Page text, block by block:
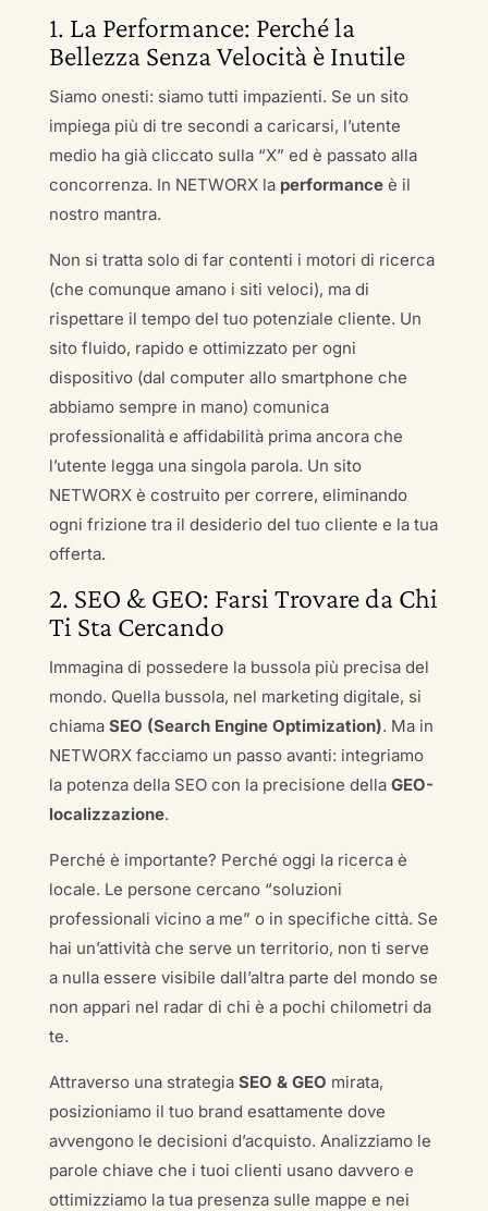
1. La Performance: Perché la
Bellezza Senza Velocità è Inutile
Siamo onesti: siamo tutti impazienti. Se un sito
impiega più di tre secondi a caricarsi, l’utente
medio ha già cliccato sulla “X” ed è passato alla
concorrenza. In NETWORX la performanceè il
nostro mantra.
Non si tratta solo di far contenti i motori di ricerca
(che comunque amano i siti veloci), ma di
rispettare il tempo del tuo potenziale cliente. Un
sito fluido, rapido e ottimizzato per ogni
dispositivo (dal computer allo smartphone che
abbiamo sempre in mano) comunica
professionalità e affidabilità prima ancora che
l’utente legga una singola parola. Un sito
NETWORX è costruito per correre, eliminando
ogni frizione tra il desiderio del tuo cliente e la tua
offerta.
2. SEO & GEO: Farsi Trovare da Chi
Ti Sta Cercando
Immagina di possedere la bussola più precisa del
mondo. Quella bussola, nel marketing digitale, si
chiama SEO (Search Engine Optimization). Ma in
NETWORX facciamo un passo avanti: integriamo
la potenza della SEO con la precisione della GEO-
localizzazione.
Perché è importante? Perché oggi la ricerca è
locale. Le persone cercano “soluzioni
professionali vicino a me” o in specifiche città. Se
hai un’attività che serve un territorio, non ti serve
a nulla essere visibile dall’altra parte del mondo se
non appari nel radar di chi è a pochi chilometri da
te.
Attraverso una strategia SEO & GEO mirata,
posizioniamo il tuo brand esattamente dove
avvengono le decisioni d’acquisto. Analizziamo le
parole chiave che i tuoi clienti usano davvero e
ottimizziamo la tua presenza sulle mappe e nei